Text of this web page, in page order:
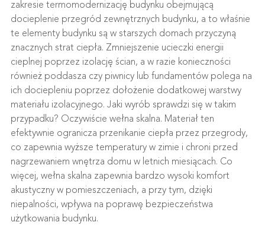
zakresie termomodernizację budynku obejmującą
docieplenie przegród zewnętrznych budynku, a to właśnie
te elementy budynku są w starszych domach przyczyną
znacznych strat ciepła. Zmniejszenie ucieczki energii
cieplnej poprzez izolację ścian, a w razie konieczności
również poddasza czy piwnicy lub fundamentów polega na
ich dociepleniu poprzez dołożenie dodatkowej warstwy
materiału izolacyjnego. Jaki wyrób sprawdzi się w takim
przypadku? Oczywiście wełna skalna. Materiał ten
efektywnie ogranicza przenikanie ciepła przez przegrody,
co zapewnia wyższe temperatury w zimie i chroni przed
nagrzewaniem wnętrza domu w letnich miesiącach. Co
więcej, wełna skalna zapewnia bardzo wysoki komfort
akustyczny w pomieszczeniach, a przy tym, dzięki
niepalności, wpływa na poprawę bezpieczeństwa
użytkowania budynku.